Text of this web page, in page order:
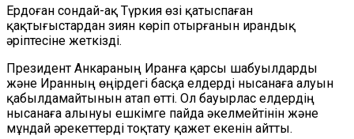
Ердоған сондай-ақ Түркия өзі қатыспаған
қақтығыстардан зиян көріп отырғанын ирандық
әріптесіне жеткізді.
Президент Анкараның Иранға қарсы шабуылдарды
және Иранның өңірдегі басқа елдерді нысанаға алуын
қабылдамайтынын атап өтті. Ол бауырлас елдердің
нысанаға алынуы ешкімге пайда әкелмейтінін және
мұндай әрекеттерді тоқтату қажет екенін айтты.